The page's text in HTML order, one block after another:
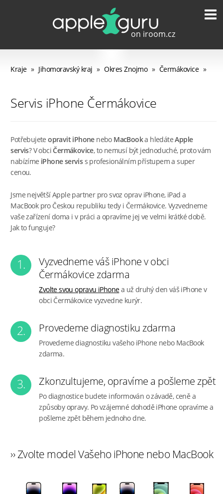
Kraje » Jihomoravský kraj » Okres Znojmo » Čermákovice »
Servis iPhone Čermákovice
Potřebujeteopravit iPhonenebo MacBooka hledáteApple
servis? V obciČermákovice, to nemusí být jednoduché, proto vám
nabízíme iPhone serviss profesionálním přístupem a super
cenou.
Jsme největší Apple partner pro svoz oprav iPhone, iPad a
MacBook pro Českou republiku tedy i Čermákovice. Vyzvedneme
vaše zařízení doma i v práci a opravíme jej ve velmi krátké době.
Jak to funguje?
1.
Vyzvedneme váš iPhone v obci
Čermákovice zdarma
Zvolte svou opravu iPhonea už druhý den váš iPhone v
obci Čermákovice vyzvedne kurýr.
2. Provedeme diagnostiku zdarma
Provedeme diagnostiku vašeho iPhone nebo MacBook
zdarma.
3. Zkonzultujeme, opravíme a pošleme zpět
Po diagnostice budete informován o závadě, ceně a
způsoby opravy. Po vzájemné dohodě iPhone opravíme a
pošleme zpět během jednoho dne.
›› Zvolte model Vašeho iPhone nebo MacBook